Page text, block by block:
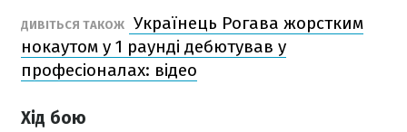
ДИВІТЬСЯ ТАКОЖ
Українець Рогава жорстким
нокаутом у 1 раунді дебютував у
професіоналах: відео
Хід бою